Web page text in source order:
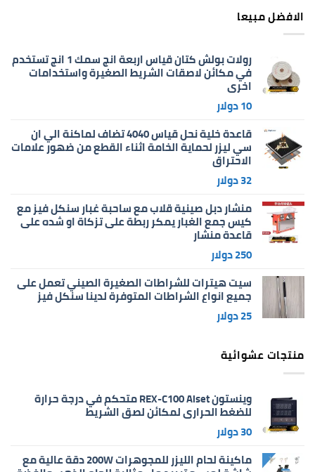
الافضل مبيعا
رولات بولش كتان قياس اربعة انج سمك 1 انج تستخدم
في مكائن لاصقات الشريط الصغيرة واستخدامات
اخرى
10دولار
قاعدة خلية نحل قياس 4040 تضاف لماكنة الي ان
سي ليزر لحماية الخامة اثناء القطع من ضهور علامات
الاحتراق
32دولار
منشار دبل صينية قلاب مع ساحبة غبار سنكل فيز مع
كيس جمع الغبار يمكر ربطة على تزكاة او شده على
قاعدة منشار
250دولار
سيت هيترات للشراطات الصغيرة الصيني تعمل على
جميع انواع الشراطات المتوفرة لدينا سنكل فيز
25دولار
منتجات عشوائية
وينستون REX-C100 Aiset متحكم في درجة حرارة
للضغط الحراري لمكائن لصق الشريط
30دولار
ماكينة لحام الليزر للمجوهرات 200W دقة عالية مع